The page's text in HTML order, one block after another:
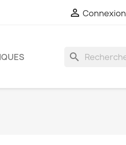
 Connexion
search